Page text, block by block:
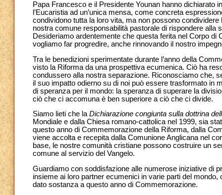
Papa Francesco e il Presidente Younan hanno dichiarato
l’Eucaristia ad un’unica mensa, come concreta
condividono tutta la loro vita, ma non possono
nostra comune responsabilità pastorale di rispondere alla
Desideriamo ardentemente che questa ferita nel Corpo
vogliamo far progredire, anche rinnovando il nostro
Tra le benedizioni sperimentate durante l’anno della
visto la Riforma da una prospettiva ecumenica. Ciò ha
condussero alla nostra separazione. Riconosciamo che,
il suo impatto odierno su di noi può essere trasformato in
di speranza per il mondo: la speranza di superare la
ciò che ci accomuna è ben superiore a ciò che ci divide.
Siamo lieti che laDichiarazione congiunta sulla dottrina
Mondiale e dalla Chiesa romano-cattolica nel 1999, sia
questo anno di Commemorazione della Riforma, dalla
viene accolta e recepita dalla Comunione Anglicana nel
base, le nostre comunità cristiane possono costruire un
comune al servizio del Vangelo.
Guardiamo con soddisfazione alle numerose iniziative di
insieme ai loro partner ecumenici in varie parti del
dato sostanza a questo anno di Commemorazione.